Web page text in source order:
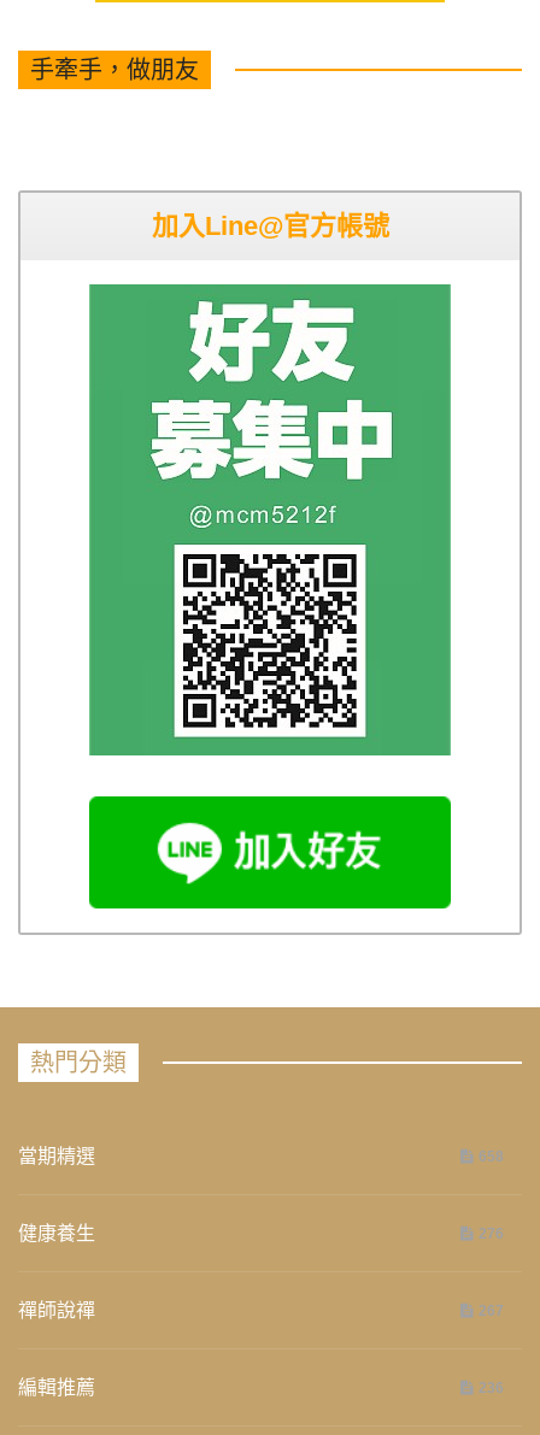
手牽手，做朋友
加入Line@官方帳號
熱門分類
當期精選 658
健康養生 276
禪師說禪 267
編輯推薦 236